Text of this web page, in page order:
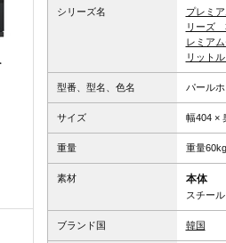
シリーズ名
プレミ
リーズ
レミア
リット
型番、型名、色名 パール
サイズ 幅404 ×
重量 重量60kg
素材 本体
スチール
ブランド国 韓国